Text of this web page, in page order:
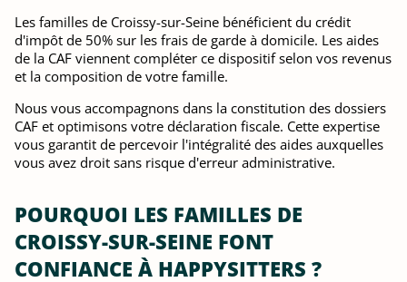
Les familles de Croissy-sur-Seine bénéficient du crédit
d'impôt de 50% sur les frais de garde à domicile. Les aides
de la CAF viennent compléter ce dispositif selon vos revenus
et la composition de votre famille.
Nous vous accompagnons dans la constitution des dossiers
CAF et optimisons votre déclaration fiscale. Cette expertise
vous garantit de percevoir l'intégralité des aides auxquelles
vous avez droit sans risque d'erreur administrative.
POURQUOI LES FAMILLES DE
CROISSY-SUR-SEINE FONT
CONFIANCE À HAPPYSITTERS ?